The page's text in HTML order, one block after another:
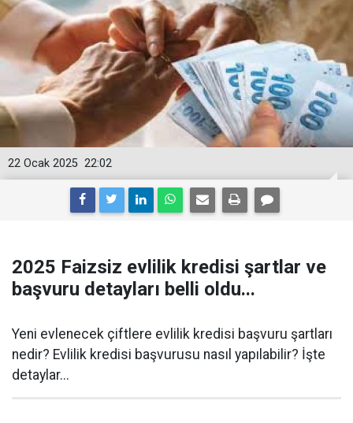
22:02
22 Ocak 2025
2025 Faizsiz evlilik kredisi şartlar ve
başvuru detayları belli oldu...
Yeni evlenecek çiftlere evlilik kredisi başvuru şartları
nedir? Evlilik kredisi başvurusu nasıl yapılabilir? İşte
detaylar...